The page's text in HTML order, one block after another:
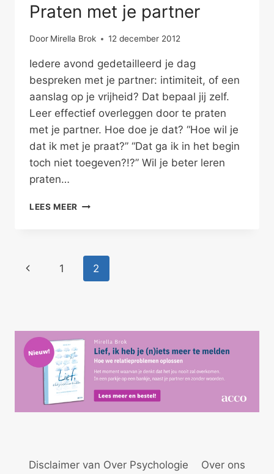
Praten met je partner
Door Mirella Brok 12 december 2012
Iedere avond gedetailleerd je dag
bespreken met je partner: intimiteit, of een
aanslag op je vrijheid? Dat bepaal jij zelf.
Leer effectief overleggen door te praten
met je partner. Hoe doe je dat? “Hoe wil je
dat ik met je praat?” “Dat ga ik in het begin
toch niet toegeven?!?” Wil je beter leren
praten…
LEES MEER PRATEN
Paginanavigatie
Vorige
1 2
Disclaimer van Over Psychologie Over ons